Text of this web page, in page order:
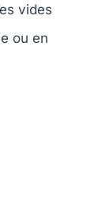
vides
ou en